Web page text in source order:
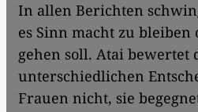
In allen Berichten
es Sinn macht zu bleiben
gehen soll. Atai bewertet
unterschiedlichen
Frauen nicht, sie